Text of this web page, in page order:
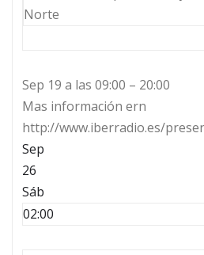
Norte
Sep 19 a las 09:00 – 20:00
Mas información ern
http://www.iberradio.es/
Sep
26
Sáb
02:00